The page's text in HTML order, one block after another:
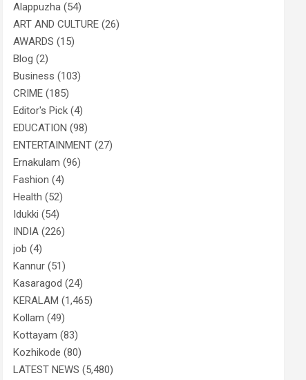
Alappuzha (54)
ART AND CULTURE (26)
AWARDS (15)
Blog (2)
Business (103)
CRIME (185)
Editor's Pick (4)
EDUCATION (98)
ENTERTAINMENT (27)
Ernakulam (96)
Fashion (4)
Health (52)
Idukki (54)
INDIA (226)
job (4)
Kannur (51)
Kasaragod (24)
KERALAM (1,465)
Kollam (49)
Kottayam (83)
Kozhikode (80)
LATEST NEWS (5,480)